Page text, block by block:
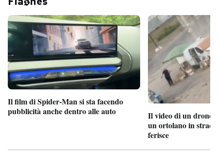
Il film di Spider-Man si sta facendo
pubblicità anche dentro alle auto
Il video di un drone
un ortolano in
ferisce